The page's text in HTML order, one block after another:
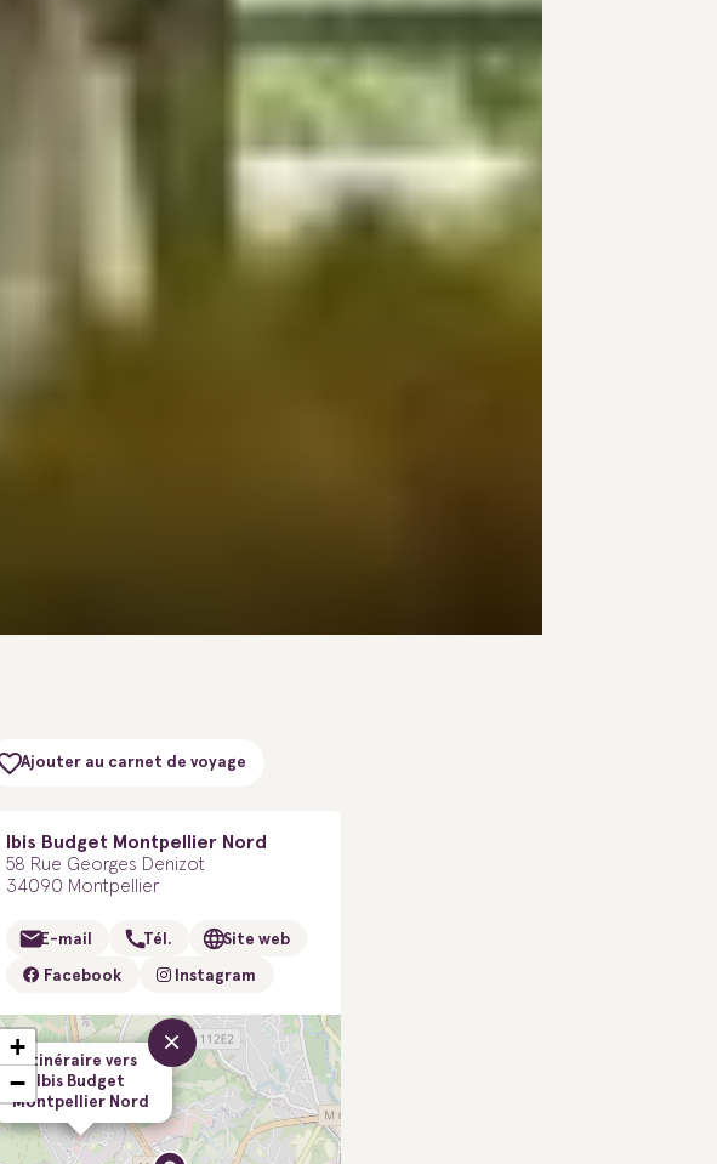
Ajouter au carnet de voyage
Ibis Budget Montpellier Nord
58 Rue Georges Denizot
34090 Montpellier
E-mail Tél. Site web
Facebook Instagram
Itinéraire vers
Ibis Budget
Montpellier Nord
×
+
−